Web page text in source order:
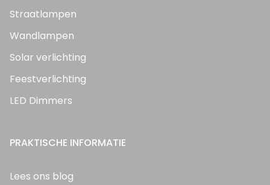
Straatlampen
Wandlampen
Solar verlichting
Feestverlichting
LED Dimmers
PRAKTISCHE INFORMATIE
Lees ons blog